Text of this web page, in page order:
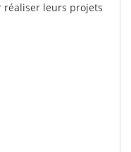
réaliser leurs projets